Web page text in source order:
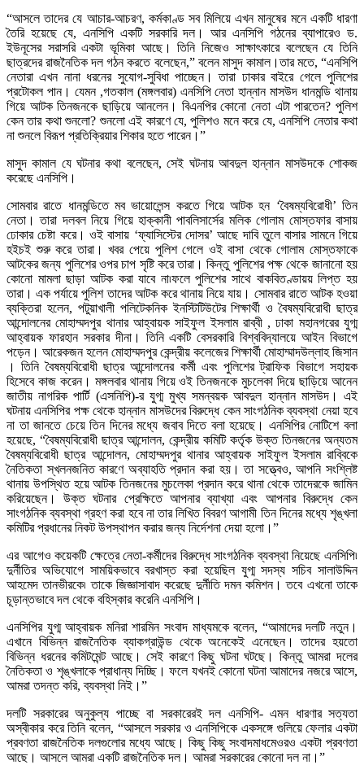
“আসলে তাদের যে আচার-আচরণ, কর্মকাণ্ড সব মিলিয়ে এখন মানুষের মনে একটি ধারণা
তৈরি হয়েছে যে, এনসিপি একটি সরকারি দল। আর এনসিপি গঠনের ব্যাপারেও ড.
ইউনূসের সরাসরি একটা ভূমিকা আছে। তিনি নিজেও সাক্ষাৎকারে বলেছেন যে তিনি
ছাত্রদের রাজনৈতিক দল গঠন করতে বলেছেন,” বলেন মাসুদ কামাল।তার মতে, “এনসিপি
নেতারা এখন নানা ধরনের সুযোগ-সুবিধা পাচ্ছেন। তারা ঢাকার বাইরে গেলে পুলিশের
প্রটোকল পান। যেমন ,গতকাল (মঙ্গলবার) এনসিপি নেতা হান্নান মাসউদ ধানমন্ডি থানায়
গিয়ে আটক তিনজনকে ছাড়িয়ে আনলেন। বিএনপির কোনো নেতা এটা পারতেন? পুলিশ
কেন তার কথা শুনলো? শুনলো এই কারণে যে, পুলিশও মনে করে যে, এনসিপি নেতার কথা
না শুনলে বিরূপ প্রতিক্রিয়ার শিকার হতে পারেন।”
মাসুদ কামাল যে ঘটনার কথা বলেছেন, সেই ঘটনায় আবদুল হান্নান মাসউদকে শোকজ
করেছে এনসিপি।
সোমবার রাতে ধানমন্ডিতে মব ভায়োলেন্স করতে গিয়ে আটক হন ‘বৈষম্যবিরোধী’ তিন
নেতা। তারা দলবল নিয়ে গিয়ে হাক্কানী পাবলিসার্সের মলিক গোলাম মোস্তফার বাসায়
ঢোকার চেষ্টা করে। ওই বাসায় ‘ফ্যাসিস্টের দোসর’ আছে দাবি তুলে বাসার সামনে গিয়ে
হইচই শুরু করে তারা। খবর পেয়ে পুলিশ গেলে ওই বাসা থেকে গোলাম মোস্তফাকে
আটকের জন্য পুলিশের ওপর চাপ সৃষ্টি করে তারা। কিন্তু পুলিশের পক্ষ থেকে জানানো হয়
কোনো মামলা ছাড়া আটক করা যাবে না৷ফলে পুলিশের সাথে বাকবিতণ্ডায়য় লিপ্ত হয়
তারা। এক পর্যায়ে পুলিশ তাদের আটক করে থানায় নিয়ে যায়। সোমবার রাতে আটক হওয়া
ব্যক্তিরা হলেন, পটুয়াখালী পলিটেকনিক ইনস্টিটিউটের শিক্ষার্থী ও বৈষম্যবিরোধী ছাত্র
আন্দোলনের মোহাম্মদপুর থানার আহ্বায়ক সাইফুল ইসলাম রাব্বী , ঢাকা মহানগরের যুগ্ম
আহ্বায়ক ফারহান সরকার দীনা। তিনি একটি বেসরকারি বিশ্ববিদ্যালয়ে আইন বিভাগে
পড়েন। আরেকজন হলেন মোহাম্মদপুর কেন্দ্রীয় কলেজের শিক্ষার্থী মোহাম্মাদউল্লাহ জিসান
। তিনি বৈষম্যবিরোধী ছাত্র আন্দোলনের কর্মী এবং পুলিশের ট্রাফিক বিভাগে সহায়ক
হিসেবে কাজ করেন। মঙ্গলবার থানায় গিয়ে ওই তিনজনকে মুচলেকা দিয়ে ছাড়িয়ে আনেন
জাতীয় নাগরিক পার্টি (এসনিপি)-র যুগ্ম মুখ্য সমন্বয়ক আবদুল হান্নান মাসউদ। এই
ঘটনায় এনসিপির পক্ষ থেকে হান্নান মাসউদের বিরুদ্ধে কেন সাংগঠনিক ব্যবস্থা নেয়া হবে
না তা জানতে চেয়ে তিন দিনের মধ্যে জবাব দিতে বলা হয়েছে। এনসিপির নোটিশে বলা
হয়েছে, “বৈষম্যবিরোধী ছাত্র আন্দোলন, কেন্দ্রীয় কমিটি কর্তৃক উক্ত তিনজনের অন্যতম
বৈষম্যবিরোধী ছাত্র আন্দোলন, মোহাম্মদপুর থানার আহ্বায়ক সাইফুল ইসলাম রাব্বিকে
নৈতিকতা স্খলনজনিত কারণে অব্যাহতি প্রদান করা হয়। তা সত্ত্বেও, আপনি সংশ্লিষ্ট
থানায় উপস্থিত হয়ে আটক তিনজনের মুচলেকা প্রদান করে থানা থেকে তাদেরকে জামিন
করিয়েছেন। উক্ত ঘটনার প্রেক্ষিতে আপনার ব্যাখ্যা এবং আপনার বিরুদ্ধে কেন
সাংগঠনিক ব্যবস্থা গ্রহণ করা হবে না তার লিখিত বিবরণ আগামী তিন দিনের মধ্যে শৃঙ্খলা
কমিটির প্রধানের নিকট উপস্থাপন করার জন্য নির্দেশনা দেয়া হলো।”
এর আগেও কয়েকটি ক্ষেত্রে নেতা-কর্মীদের বিরুদ্ধে সাংগঠনিক ব্যবস্থা নিয়েছে এনসিপি৷
দুর্নীতির অভিযোগে সাময়িকভাবে বরখাস্ত করা হয়েছিল যুগ্ম সদস্য সচিব সালাউদ্দিন
আহমেদ তানভীরকে৷ তাকে জিজ্ঞাসাবাদ করেছে দুর্নীতি দমন কমিশন। তবে এখনো তাকে
চূড়ান্তভাবে দল থেকে বহিস্কার করেনি এনসিপি।
এনসিপির যুগ্ম আহ্বায়ক মনিরা শারমিন সংবাদ মাধ্যমকে বলেন, “আমাদের দলটি নতুন।
এখানে বিভিন্ন রাজনৈতিক ব্যাকগ্রাউন্ড থেকে অনেকেই এনেছেন। তাদের হয়তো
বিভিন্ন ধরনের কমিটমেন্ট আছে। সেই কারণে কিছু ঘটনা ঘটছে। কিন্তু আমরা দলের
নৈতিকতা ও শৃঙ্খলাকে প্রাধান্য দিচ্ছি। ফলে যখনই কোনো ঘটনা আমাদের নজরে আসে,
আমরা তদন্ত করি, ব্যবস্থা নিই।”
দলটি সরকারের অনুকুল্য পাচ্ছে বা সরকারেরই দল এনসিপি- এমন ধারণার সত্যতা
অস্বীকার করে তিনি বলেন, “আসলে সরকার ও এনসিপিকে একসঙ্গে গুলিয়ে ফেলার একটা
প্রবণতা রাজনৈতিক দলগুলোর মধ্যে আছে। কিছু কিছু সংবাদমাধমেওরও একটা প্রবণতা
আছে। আসলে আমরা একটি রাজনৈতিক দল। আমরা সরকারের কোনো দল না।”